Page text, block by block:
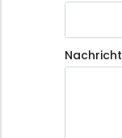
Nachricht